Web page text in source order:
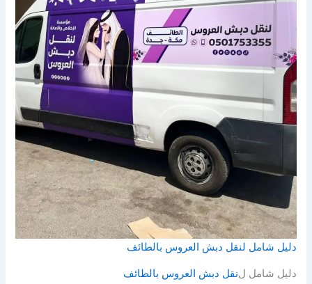
دليل شامل لنقل دبش العروس بالطائف
دليل شامل لنقل دبش العروس بالطائف